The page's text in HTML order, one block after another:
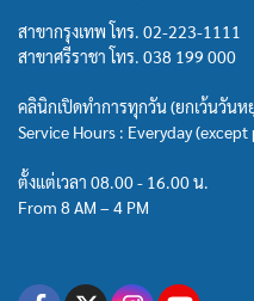
สาขากรุงเทพ โทร. 02-223-1111
สาขาศรีราชา โทร. 038 199 000
คลินิกเปิดทำการทุกวัน (ยกเว้นวัน
Service Hours : Everyday
ตั้งแต่เวลา 08.00 - 16.00 น.
From 8 AM – 4 PM